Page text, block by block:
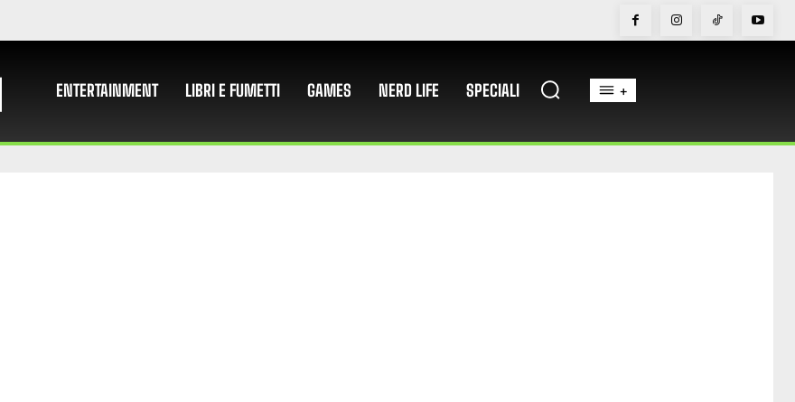
ENTERTAINMENT LIBRI E FUMETTI GAMES NERD LIFE SPECIALI +